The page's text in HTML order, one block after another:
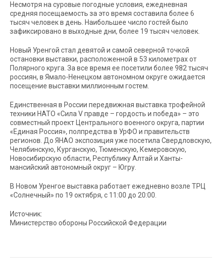
Несмотря на суровые погодные условия, ежедневная
средняя посещаемость за это время составила более 6
тысяч человек в день. Наибольшее число гостей было
зафиксировано в выходные дни, более 19 тысяч человек.
Новый Уренгой стал девятой и самой северной точкой
остановки выставки, расположенной в 53 километрах от
Полярного круга. За все время ее посетили более 982 тысяч
россиян, в Ямало-Ненецком автономном округе ожидается
посещение выставки миллионным гостем.
Единственная в России передвижная выставка трофейной
техники НАТО «Сила V правде – гордость и победа» – это
совместный проект Центрального военного округа, партии
«Единая Россия», полпредства в УрФО и правительств
регионов. До ЯНАО экспозиция уже посетила Свердловскую,
Челябинскую, Курганскую, Тюменскую, Кемеровскую,
Новосибирскую области, Республику Алтай и Ханты-
мансийский автономный округ – Югру.
В Новом Уренгое выставка работает ежедневно возле ТРЦ
«Солнечный» по 19 октября, с 11:00 до 20:00.
Источник:
Министерство обороны Российской Федерации